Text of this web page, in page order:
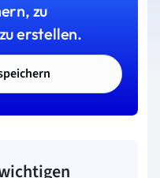
zu
erstellen.